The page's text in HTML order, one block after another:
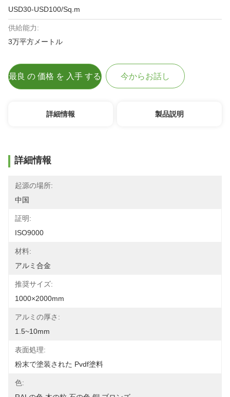
USD30-USD100/Sq.m
供給能力:
3万平方メートル
最良 の 価格 を 入手 する 今からお話し
詳細情報 製品説明
詳細情報
起源の場所:
中国
証明:
ISO9000
材料:
アルミ合金
推奨サイズ:
1000×2000mm
アルミの厚さ:
1.5~10mm
表面処理:
粉末で塗装された Pvdf塗料
色: